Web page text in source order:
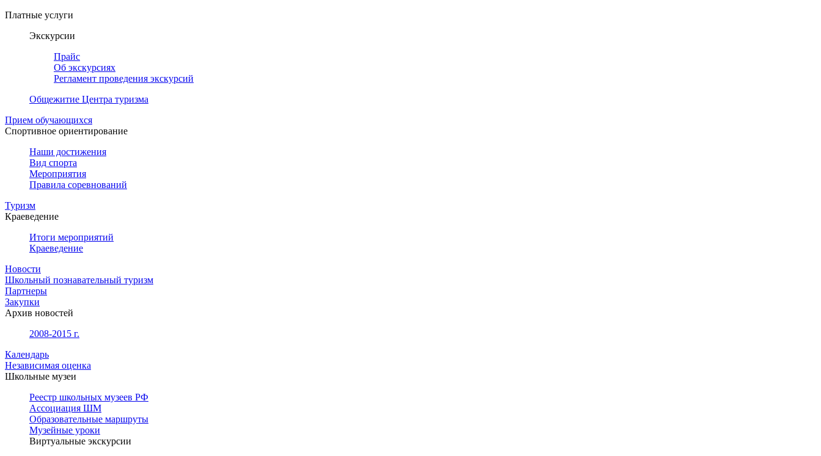
Платные услуги
Экскурсии
Прайс
Об экскурсиях
Регламент проведения экскурсий
Общежитие Центра туризма
Прием обучающихся
Спортивное ориентирование
Наши достижения
Вид спорта
Мероприятия
Правила соревнований
Туризм
Краеведение
Итоги мероприятий
Краеведение
Новости
Школьный познавательный туризм
Партнеры
Закупки
Архив новостей
2008-2015 г.
Календарь
Независимая оценка
Школьные музеи
Реестр школьных музеев РФ
Ассоциация ШМ
Образовательные маршруты
Музейные уроки
Виртуальные экскурсии